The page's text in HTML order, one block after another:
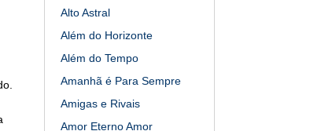
Alto Astral
Além do Horizonte
Além do Tempo
Amanhã é Para Sempre
Amigas e Rivais
Amor Eterno Amor